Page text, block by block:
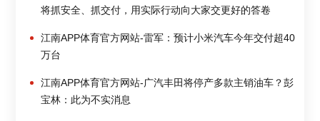
将抓安全、抓交付，用实际行动向大家交更好的答卷
江南APP体育官方网站-雷军：预计小米汽车今年交付超40
万台
江南APP体育官方网站-广汽丰田将停产多款主销油车？彭
宝林：此为不实消息